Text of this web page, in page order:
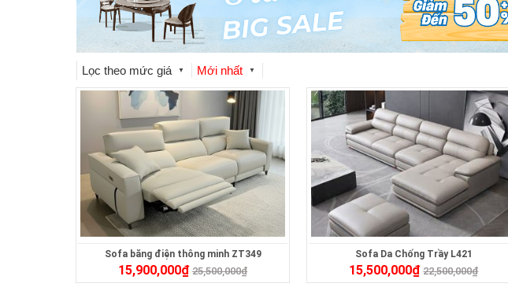
Lọc theo mức giá ▼ Mới nhất ▼
Sofa băng điện thông minh ZT349
15,900,000₫ 25,500,000₫
Sofa Da Chống Trầy L421
15,500,000₫ 22,500,000₫